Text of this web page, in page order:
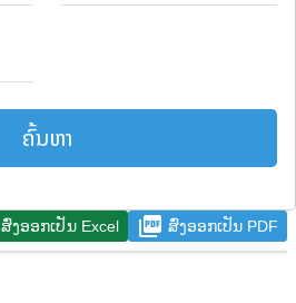
ຄົ້ນຫາ
ສົ່ງອອກເປັນ Excel picture_as_pdf ສົ່ງອອກເປັນ PDF